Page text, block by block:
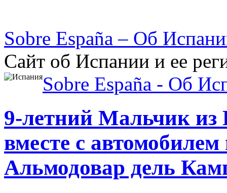
Sobre España – Об
Сайт об Испании и ее
Sobre España - Об
9-летний Мальчик
вместе с
Альмодовар дель